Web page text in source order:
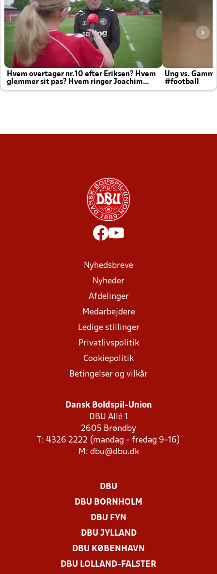
Hvem overtager nr.10 efter Eriksen? Hvem
glemmer sit pas? Hvem ringer Joachim
altid til efter kampe?
Ung vs.
#football
Nyhedsbreve
Nyheder
Afdelinger
Medarbejdere
Ledige stillinger
Privatlivspolitik
Cookiepolitik
Betingelser og vilkår
Dansk Boldspil-Union
DBU Allé 1
2605 Brøndby
T: 4326 2222 (mandag - fredag 9-16)
M: dbu@dbu.dk
DBU
DBU BORNHOLM
DBU FYN
DBU JYLLAND
DBU KØBENHAVN
DBU LOLLAND-FALSTER